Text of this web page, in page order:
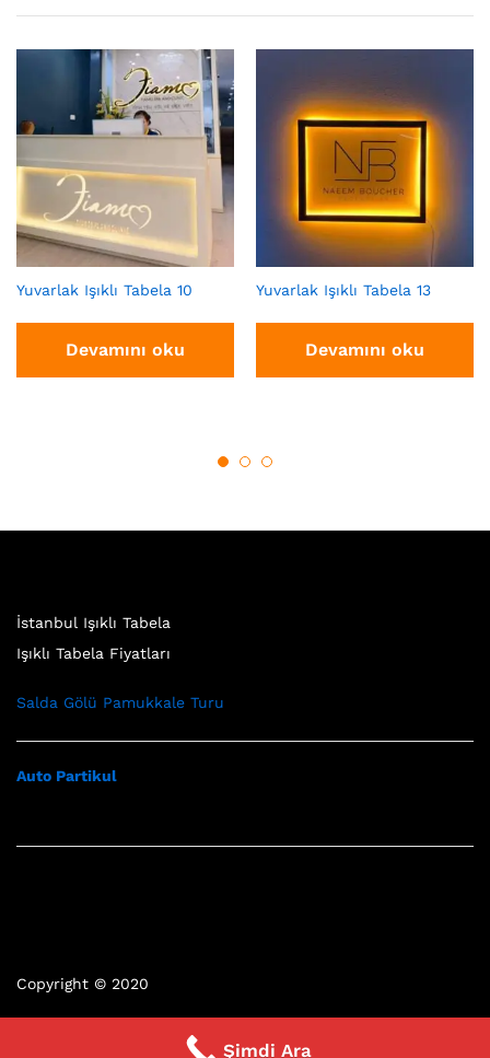
Yuvarlak Işıklı Tabela 10
Devamını oku
Yuvarlak Işıklı Tabela 13
Devamını oku
İstanbul Işıklı Tabela
Işıklı Tabela Fiyatları
Salda Gölü Pamukkale Turu
Auto Partikul
Copyright © 2020
Şimdi Ara